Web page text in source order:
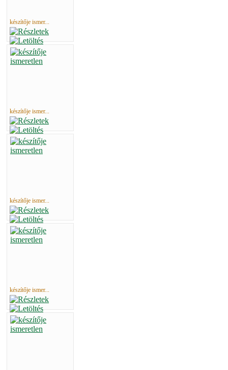
készítője ismer...
készítője ismer...
készítője ismer...
készítője ismer...